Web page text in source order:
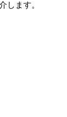
します。